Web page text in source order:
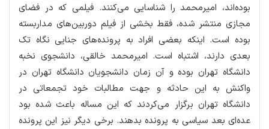
بوده‌اند، امیرمحمد را شناسایی می‌كنند. فیلمی كه در فضای
مجازی منتشر شده، فقط بخشی از فیلم دوربین‌های مداربسته
بوده است. اینكه بعضی افراد به پرونده‌های جنایی نگاه تك
بعدی دارند، اشتباه است. امیرمحمد خالقی، دانشجوی نخبه
دانشگاه تهران بوده و آن زمان دانشجویان دانشگاه تهران در
واكنش به این حادثه و جهت مطالبات خود تجمعاتی در
دانشگاه تهران برگزار می‌كردند كه این مساله باعث شده بود
عده‌ای بعد سیاسی به پرونده بدهند. برخی دیگر نیز این پرونده